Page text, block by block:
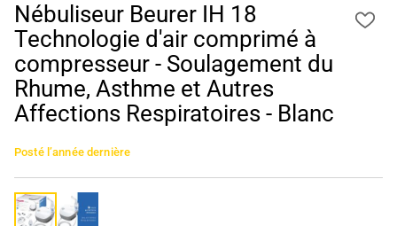
Nébuliseur Beurer IH 18
Technologie d'air comprimé à
compresseur - Soulagement du
Rhume, Asthme et Autres
Affections Respiratoires - Blanc
Posté l’année dernière